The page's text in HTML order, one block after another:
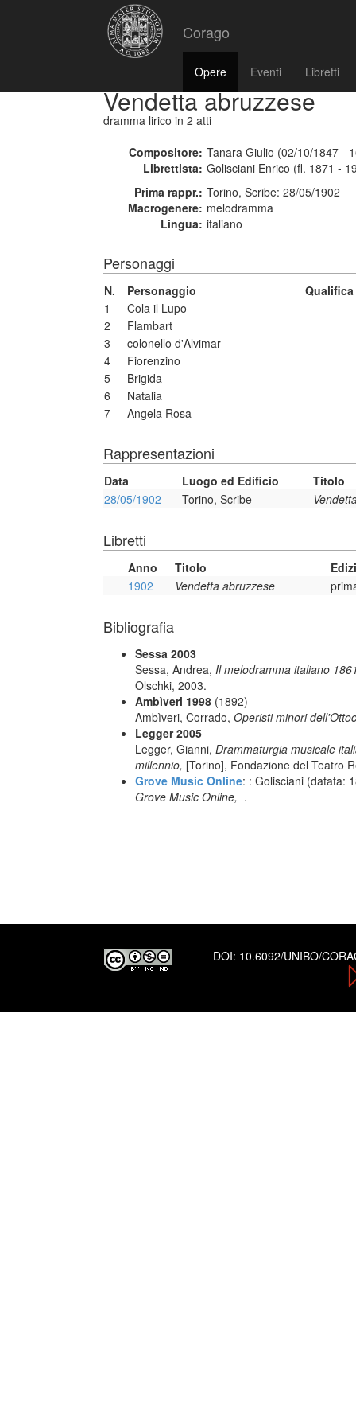
Corago
Opere Eventi Libretti
Vendetta abruzzese
dramma lirico in 2 atti
Compositore: Tanara Giulio (02/10/1847 -
Librettista: Golisciani Enrico (fl. 1871 -
Prima rappr.: Torino, Scribe: 28/05/1902
Macrogenere: melodramma
Lingua: italiano
Personaggi
N. Personaggio
1
Cola il Lupo
2
Flambart
3
colonello d'Alvimar
4
Fiorenzino
5
Brigida
6
Natalia
7
Angela Rosa
Rappresentazioni
Data Luogo ed Edificio
Titolo
28/05/1902
Torino, Scribe
Libretti
Anno Titolo
1902
Vendetta abruzzese
Bibliografia
Sessa 2003
Sessa, Andrea, Il melodramma italiano
Olschki, 2003.
Ambìveri 1998 (1892)
Ambìveri, Corrado, Operisti minori
Legger 2005
Legger, Gianni, Drammaturgia musicale
millennio, [Torino], Fondazione del Teatro
Grove Music Online: : Golisciani (datata:
Grove Music Online, .
DOI: 10.6092/UNIBO/